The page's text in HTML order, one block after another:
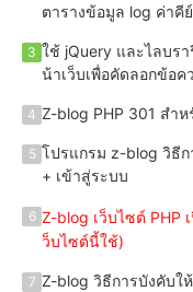
ตารางข้อมูล log ค่าคี
3 ใช้ jQuery และไลบร
น้าเว็บเพื่อคัดลอกข้อค
4 Z-blog PHP 301 สํา
5 โปรแกรม z-blog วิธี
+ เข้าสู่ระบบ
6 Z-blog เว็บไซต์ PHP
ว็บไซต์นี้ใช้)
7 Z-blog วิธีการบังคับใ